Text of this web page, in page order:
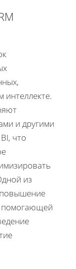
интеллекте.
и другими
что
из
помогающей